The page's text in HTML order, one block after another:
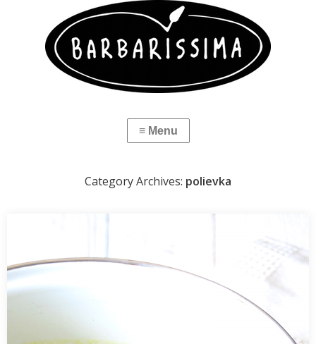
Category Archives: polievka